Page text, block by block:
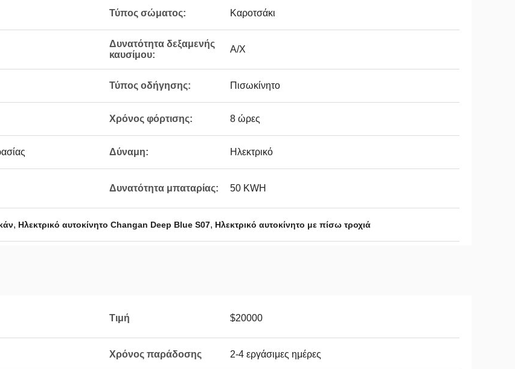
Τύπος σώματος: Καροτσάκι
Δυνατότητα δεξαμενής
καυσίμου:
Α/Χ
Τύπος οδήγησης: Πισωκίνητο
Χρόνος φόρτισης: 8 ώρες
Δύναμη: Ηλεκτρικό
Δυνατότητα μπαταρίας: 50 KWH
, Ηλεκτρικό αυτοκίνητο Changan Deep Blue S07, Ηλεκτρικό αυτοκίνητο με πίσω τροχιά
Τιμή $20000
Χρόνος παράδοσης 2-4 εργάσιμες ημέρες